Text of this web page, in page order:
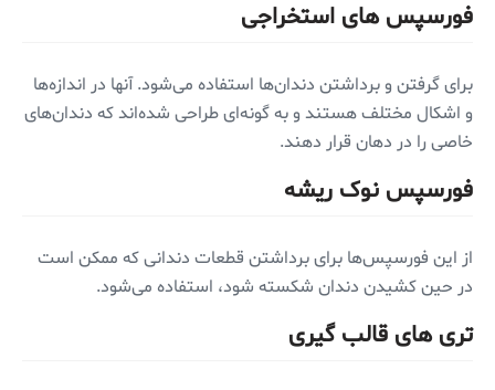
فورسپس های استخراجی
برای گرفتن و برداشتن دندان‌ها استفاده می‌شود. آنها در اندازه‌ها
و اشکال مختلف هستند و به گونه‌ای طراحی شده‌اند که دندان‌های
خاصی را در دهان قرار دهند.
فورسپس نوک ریشه
از این فورسپس‌ها برای برداشتن قطعات دندانی که ممکن است
در حین کشیدن دندان شکسته شود، استفاده می‌شود.
تری های قالب گیری